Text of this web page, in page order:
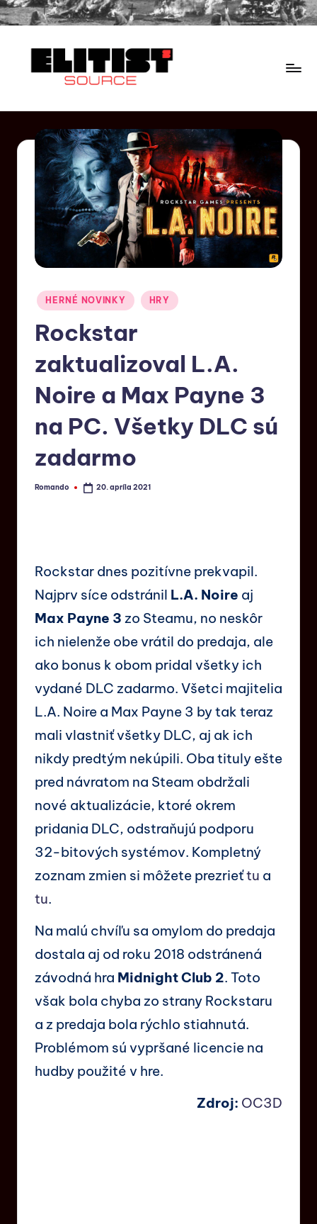
HERNÉ NOVINKY HRY
Rockstar
zaktualizoval L.A.
Noire a Max Payne 3
na PC. Všetky DLC sú
zadarmo
Romando 20. apríla 2021
Rockstar dnes pozitívne prekvapil.
Najprv síce odstránil L.A. Noire aj
Max Payne 3 zo Steamu, no neskôr
ich nielenže obe vrátil do predaja, ale
ako bonus k obom pridal všetky ich
vydané DLC zadarmo. Všetci majitelia
L.A. Noire a Max Payne 3 by tak teraz
mali vlastniť všetky DLC, aj ak ich
nikdy predtým nekúpili. Oba tituly ešte
pred návratom na Steam obdržali
nové aktualizácie, ktoré okrem
pridania DLC, odstraňujú podporu
32-bitových systémov. Kompletný
zoznam zmien si môžete prezrieťtu a
tu.
Na malú chvíľu sa omylom do predaja
dostala aj od roku 2018 odstránená
závodná hra Midnight Club 2. Toto
však bola chyba zo strany Rockstaru
a z predaja bola rýchlo stiahnutá.
Problémom sú vypršané licencie na
hudby použité v hre.
Zdroj: OC3D